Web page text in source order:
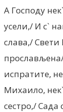
А Господу
усели,/ И с`
слава,/
испратите,
Михаило,
сестро,/ Сада